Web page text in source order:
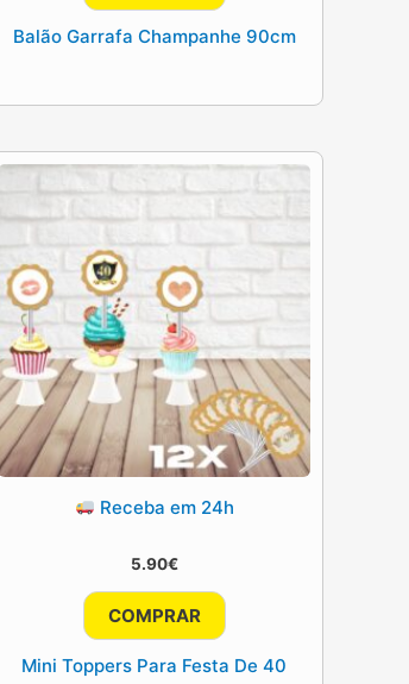
Balão Garrafa Champanhe 90cm
Receba em 24h
5.90€
COMPRAR
Mini Toppers Para Festa De 40